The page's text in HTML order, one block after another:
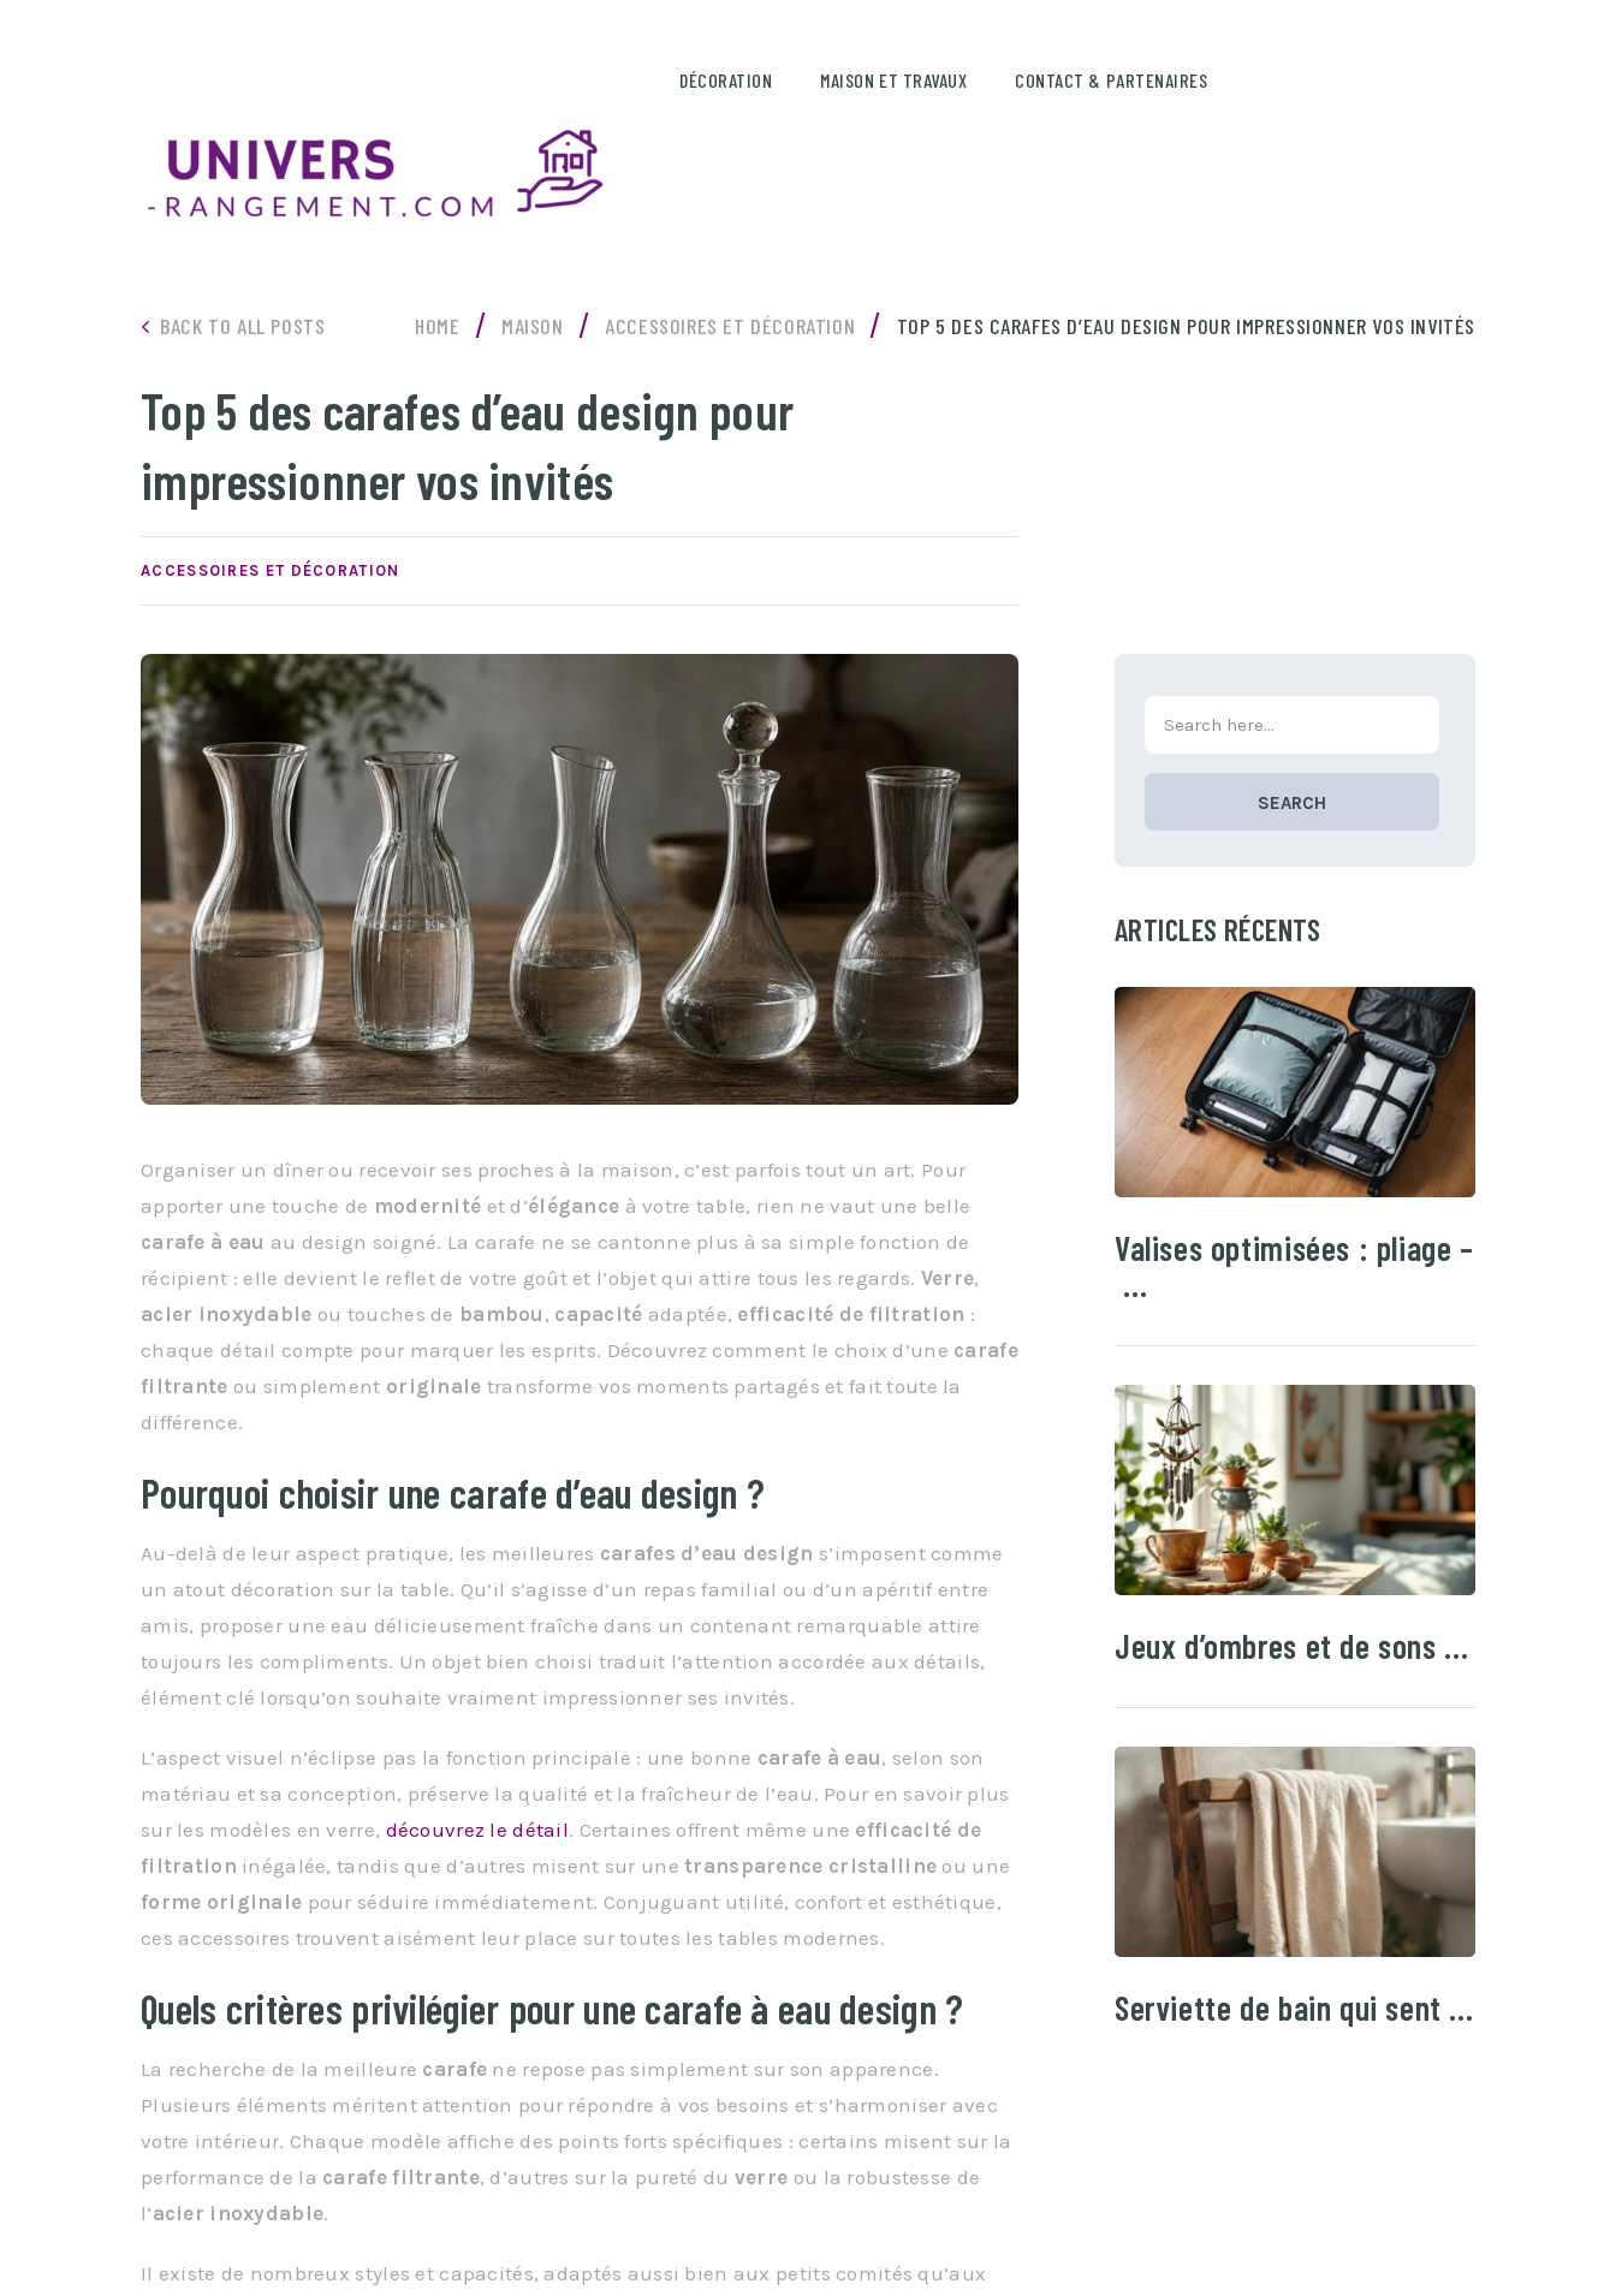
DÉCORATION MAISON ET TRAVAUX CONTACT & PARTENAIRES
BACK TO ALL POSTS HOME / MAISON / ACCESSOIRES ET DÉCORATION / TOP 5 DES CARAFES D’EAU DESIGN POUR IMPRESSIONNER VOS INVITÉS
Top 5 des carafes d’eau design pour
impressionner vos invités
ACCESSOIRES ET DÉCORATION
Organiser un dîner ou recevoir ses proches à la maison, c’est parfois tout un art. Pour
apporter une touche de modernité et d’élégance à votre table, rien ne vaut une belle
carafe à eau au design soigné. La carafe ne se cantonne plus à sa simple fonction de
récipient : elle devient le reflet de votre goût et l’objet qui attire tous les regards. Verre,
acier inoxydable ou touches de bambou , capacité adaptée, efficacité de filtration :
chaque détail compte pour marquer les esprits. Découvrez comment le choix d’une carafe
filtrante ou simplement originale transforme vos moments partagés et fait toute la
différence.
Pourquoi choisir une carafe d’eau design ?
Au-delà de leur aspect pratique, les meilleures carafes d’eau design s’imposent comme
un atout décoration sur la table. Qu’il s’agisse d’un repas familial ou d’un apéritif entre
amis, proposer une eau délicieusement fraîche dans un contenant remarquable attire
toujours les compliments. Un objet bien choisi traduit l’attention accordée aux détails,
élément clé lorsqu’on souhaite vraiment impressionner ses invités.
L’aspect visuel n’éclipse pas la fonction principale : une bonne carafe à eau, selon son
matériau et sa conception, préserve la qualité et la fraîcheur de l’eau. Pour en savoir plus
sur les modèles en verre, découvrez le détail. Certaines offrent même une efficacité de
filtration inégalée, tandis que d’autres misent sur une transparence cristalline ou une
forme originale pour séduire immédiatement. Conjuguant utilité, confort et esthétique,
ces accessoires trouvent aisément leur place sur toutes les tables modernes.
Quels critères privilégier pour une carafe à eau design ?
La recherche de la meilleure carafe ne repose pas simplement sur son apparence.
Plusieurs éléments méritent attention pour répondre à vos besoins et s’harmoniser avec
votre intérieur. Chaque modèle affiche des points forts spécifiques : certains misent sur la
performance de la carafe filtrante, d’autres sur la pureté du verre ou la robustesse de
l’acier inoxydable.
Il existe de nombreux styles et capacités, adaptés aussi bien aux petits comités qu’aux
SEARCH
ARTICLES RÉCENTS
Valises optimisées : pliage –
…
Jeux d’ombres et de sons …
Serviette de bain qui sent …